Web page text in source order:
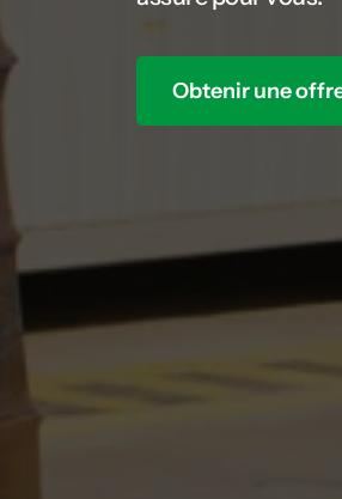
Obtenir une